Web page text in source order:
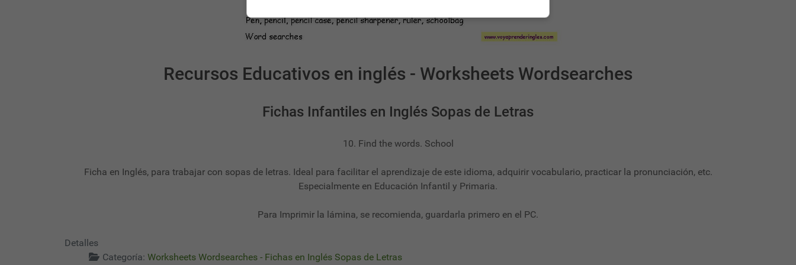
Recursos Educativos en inglés - Worksheets Wordsearches
Fichas Infantiles en Inglés Sopas de Letras
10. Find the words. School
Ficha en Inglés, para trabajar con sopas de letras. Ideal para facilitar el aprendizaje de este idioma, adquirir vocabulario, practicar la pronunciación, etc.
Especialmente en Educación Infantil y Primaria.
Para Imprimir la lámina, se recomienda, guardarla primero en el PC.
Detalles
Categoría: Worksheets Wordsearches - Fichas en Inglés Sopas de Letras